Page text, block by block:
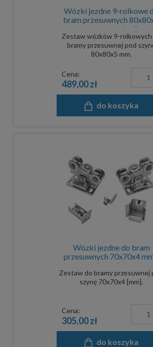
Wózki jezdne 9-rolkowe
bram przesuwnych
mm - komplet 2
Zestaw wózków 9-rolkowych
bramy przesuwnej pod
80x80x5 mm.
Cena:
489,00 zł
do koszyka
Wózki jezdne do bram
przesuwnych 70x70x4
komplet
Zestaw do bramy przesuwnej
szynę 70x70x4 [mm].
Cena:
305,00 zł
do koszyka